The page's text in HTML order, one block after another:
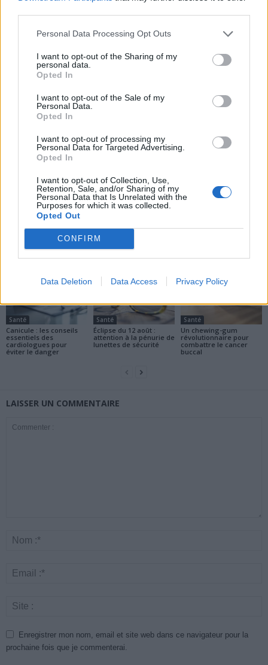
Personal Data Processing Opt Outs
I want to opt-out of the Sharing of my
personal data.
Opted In
I want to opt-out of the Sale of my
Personal Data.
Opted In
I want to opt-out of processing my
Personal Data for Targeted Advertising.
Opted In
I want to opt-out of Collection, Use,
Retention, Sale, and/or Sharing of my
Personal Data that Is Unrelated with the
Purposes for which it was collected.
Opted Out
CONFIRM
Data Deletion Data Access Privacy Policy
Article précédent
Fêtes : une explosion des
excès qui mettent le cœur
en danger
Article suivant
maladie qui touche
news
Santé
Canicule : les conseils
essentiels des
cardiologues pour
éviter le danger
Santé
Éclipse du 12 août :
attention à la pénurie de
lunettes de sécurité
Santé
Un chewing-gum
révolutionnaire pour
combattre le cancer
buccal
LAISSER UN COMMENTAIRE
Enregistrer mon nom, email et site web dans ce navigateur pour la
prochaine fois que je commenterai.